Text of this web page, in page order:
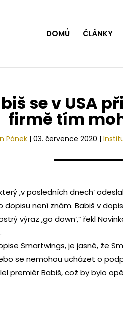
DOMŮ ČLÁNKY
se v USA
firmě tím
Pánek| 03. července 2020 |
‚v posledních dnech‘
není znám. Babiš v
výraz ‚go down‘,” řekl
Smartwings, je jasné, že
se nemohou ucházet o
premiér Babiš, což by bylo